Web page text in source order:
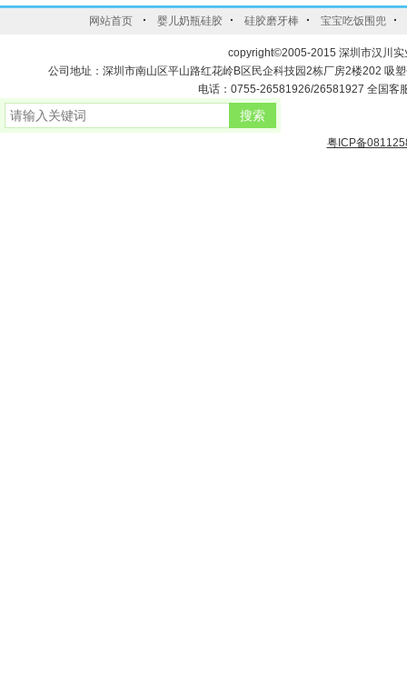
网站首页 · 婴儿奶瓶硅胶 · 硅胶磨牙棒 · 宝宝吃饭围兜 ·
copyright©2005-2015 深圳市汉川
公司地址：深圳市南山区平山路红花岭B区民企科技园2栋厂房2楼202 吸
电话：0755-26581926/26581927 全国客
粤ICP备